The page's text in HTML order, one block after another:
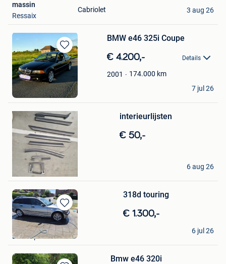
FavorietenCabriolet
massin
Ressaix
3 aug 26
Bewaren
in
Mijn
Favorieten
BMW e46 325i Coupe
€ 4.200,- Details
2001 174.000 km
Adrian Belgia
Tielt
7 jul 26
in
Mijn
Favorieten
interieurlijsten
€ 50,-
GlenH
Tessenderlo
6 aug 26
Bewaren
in
Mijn
Favorieten
318d touring
€ 1.300,-
Rodrigue
Estaimpuis
6 jul 26
Bmw e46 320i